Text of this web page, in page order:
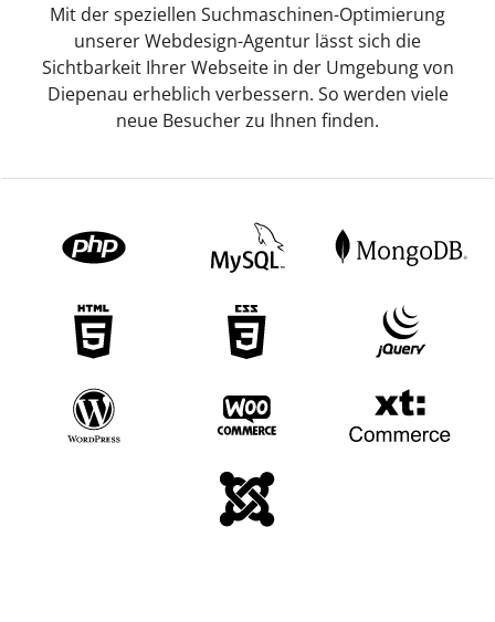
Mit der speziellen Suchmaschinen-Optimierung
unserer Webdesign-Agentur lässt sich die
Sichtbarkeit Ihrer Webseite in der Umgebung von
Diepenau erheblich verbessern. So werden viele
neue Besucher zu Ihnen finden.